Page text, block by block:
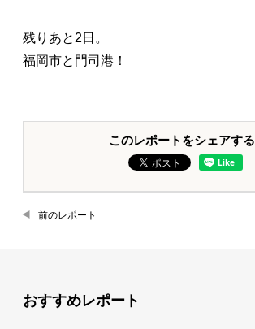
残りあと2日。
福岡市と門司港！
このレポートをシェアする
前のレポート
おすすめレポート